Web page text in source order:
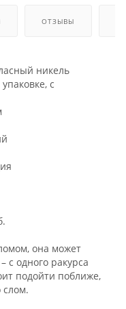
ОТЗЫВЫ
никель
с
она может
с одного ракурса
подойти поближе,
слом.